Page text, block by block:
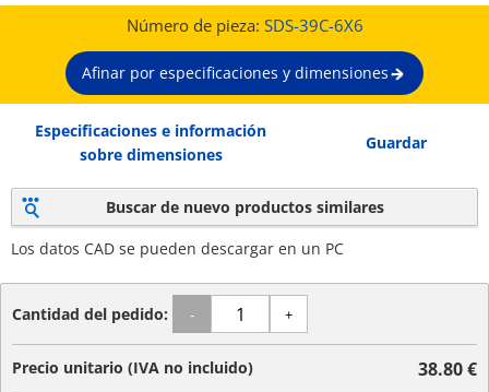
Número de pieza: SDS-39C-6X6
Afinar por especificaciones y dimensiones
Especificaciones e información
sobre dimensiones
Guardar
Buscar de nuevo productos similares
Los datos CAD se pueden descargar en un PC
Cantidad del pedido: - +
Precio unitario (IVA no incluido) 38.80 €